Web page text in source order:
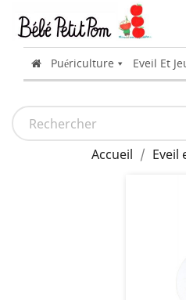
Puériculture Eveil Et
Accueil Eveil